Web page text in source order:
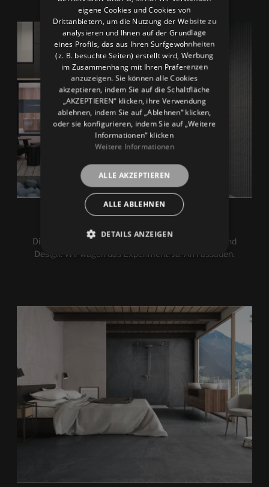
Fassaden
Die perfekte Symbiose von Widerstandsfähigkeit und
Design. Wir wagen das Experiment. Ja. An Fassaden.
FRENCH
GERMAN
eigene Cookies und Cookies von
Drittanbietern, um die Nutzung der Website zu
analysieren und Ihnen auf der Grundlage
eines Profils, das aus Ihren Surfgewohnheiten
(z. B. besuchte Seiten) erstellt wird, Werbung
im Zusammenhang mit Ihren Präferenzen
anzuzeigen. Sie können alle Cookies
akzeptieren, indem Sie auf die Schaltfläche
„AKZEPTIEREN“ klicken, ihre Verwendung
ablehnen, indem Sie auf „Ablehnen“ klicken,
oder sie konfigurieren, indem Sie auf „Weitere
Informationen“ klicken
Weitere Informationen
ALLE AKZEPTIEREN
ALLE ABLEHNEN
DETAILS ANZEIGEN